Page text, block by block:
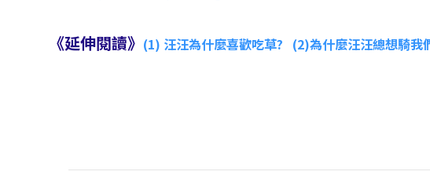
《延伸閱讀》 (1) 汪汪為什麼喜歡吃草? (2)為什麼汪汪總想騎我